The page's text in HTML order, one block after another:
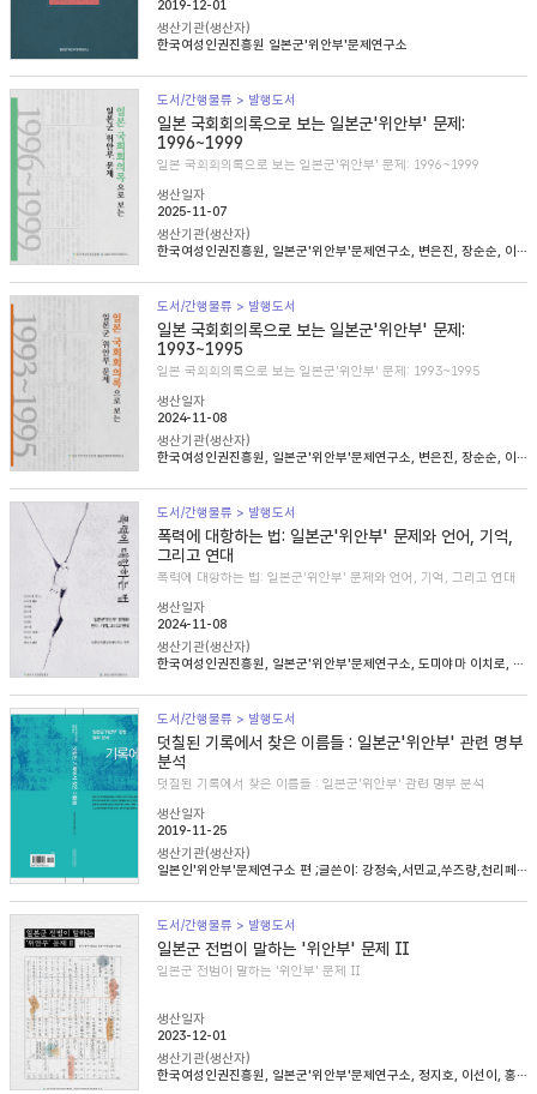
2019-12-01
생산기관(생산자)
한국여성인권진흥원 일본군'위안부'문제연구소
도서/간행물류 > 발행도서
일본 국회회의록으로 보는 일본군'위안부' 문제:
1996~1999
일본 국회회의록으로 보는 일본군'위안부' 문제: 1996~1999
생산일자
2025-11-07
생산기관(생산자)
한국여성인권진흥원, 일본군'위안부'문제연구소, 변은진, 장순순, 이태규, 심아정
도서/간행물류 > 발행도서
일본 국회회의록으로 보는 일본군'위안부' 문제:
1993~1995
일본 국회회의록으로 보는 일본군'위안부' 문제: 1993~1995
생산일자
2024-11-08
생산기관(생산자)
한국여성인권진흥원, 일본군'위안부'문제연구소, 변은진, 장순순, 이태준, 조경희
도서/간행물류 > 발행도서
폭력에 대항하는 법: 일본군'위안부' 문제와 언어, 기억,
그리고 연대
폭력에 대항하는 법: 일본군'위안부' 문제와 언어, 기억, 그리고 연대
생산일자
2024-11-08
생산기관(생산자)
한국여성인권진흥원, 일본군'위안부'문제연구소, 도미야마 이치로, 니콜라 헨리, 송혜림, 문지희, 임우경, 임경화, 심아정, 마치다 타카시, 정용숙, 헬렌 스캔런
도서/간행물류 > 발행도서
덧칠된 기록에서 찾은 이름들 : 일본군'위안부' 관련 명부
분석
덧칠된 기록에서 찾은 이름들 : 일본군'위안부' 관련 명부 분석
생산일자
2019-11-25
생산기관(생산자)
일본인'위안부'문제연구소 편 ;글쓴이: 강정숙,서민교,쑤즈량,천리페이,윤명숙,최종길,한혜인
도서/간행물류 > 발행도서
일본군 전범이 말하는 '위안부' 문제 Ⅱ
일본군 전범이 말하는 '위안부' 문제 Ⅱ
생산일자
2023-12-01
생산기관(생산자)
한국여성인권진흥원, 일본군'위안부'문제연구소, 정지호, 이선이, 홍영미, 김승래